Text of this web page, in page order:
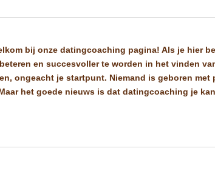
bij onze datingcoaching pagina! Als je hier
en succesvoller te worden in het vinden
ongeacht je startpunt. Niemand is geboren
het goede nieuws is dat datingcoaching je